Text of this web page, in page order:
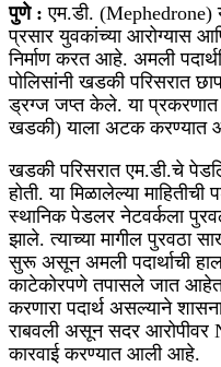
पुणे : एम.डी. (Mephedrone)
प्रसार युवकांच्या आरोग्यास
निर्माण करत आहे. अमली
पोलिसांनी खडकी परिसरात
ड्रग्ज जप्त केले. या
खडकी) याला अटक करण्यात
खडकी परिसरात एम.डी.चे
होती. या मिळालेल्या
स्थानिक पेडलर नेटवर्कला
झाले. त्याच्या मागील पुरवठा
सुरू असून अमली पदार्थाची
काटेकोरपणे तपासले जात आहेत.
करणारा पदार्थ असल्याने
राबवली असून सदर
कारवाई करण्यात आली आहे.